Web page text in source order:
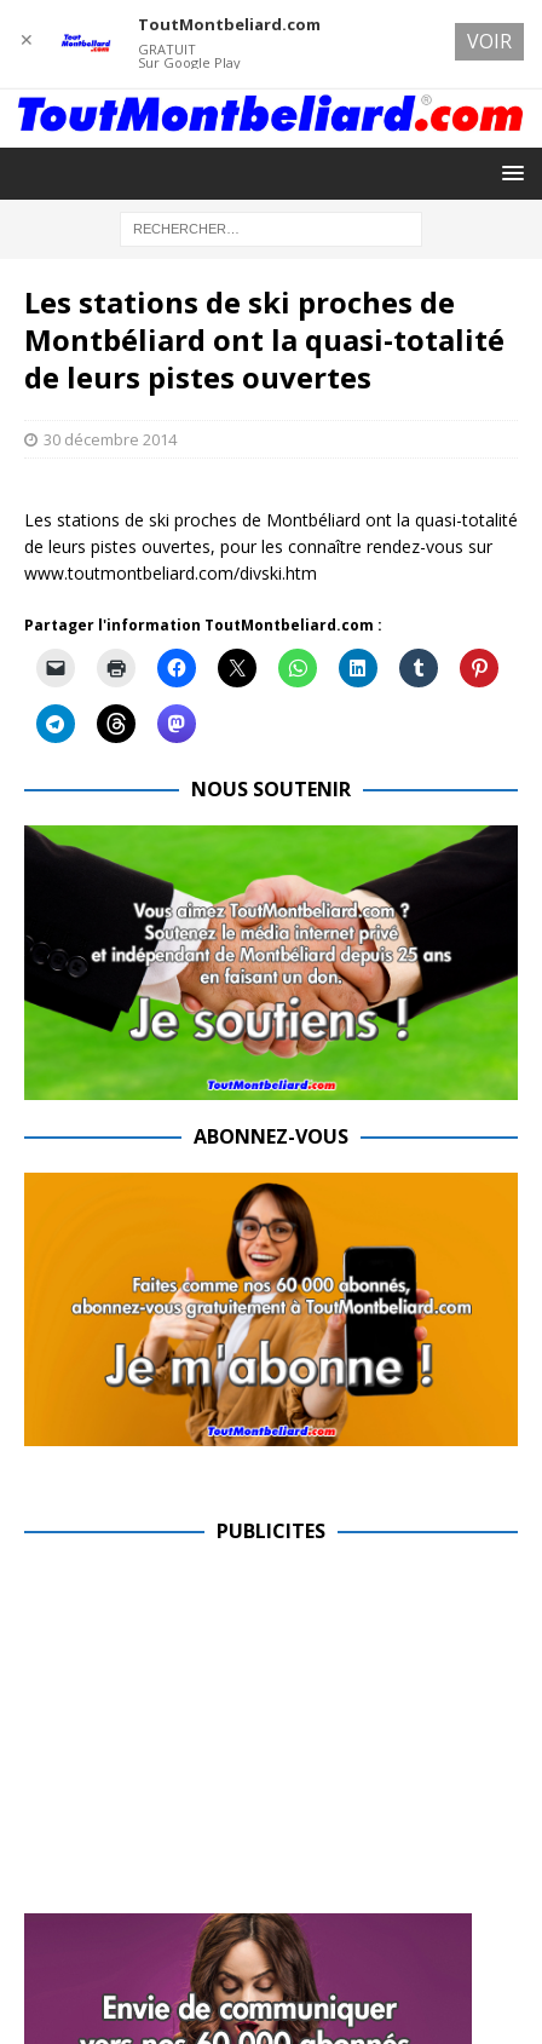
Les stations de ski proches de
Montbéliard ont la quasi-totalité
de leurs pistes ouvertes
30 décembre 2014
Les stations de ski proches de Montbéliard ont la quasi-totalité
de leurs pistes ouvertes, pour les connaître rendez-vous sur
www.toutmontbeliard.com/divski.htm
Partager l'information ToutMontbeliard.com :
NOUS SOUTENIR
ABONNEZ-VOUS
PUBLICITES
✕
ToutMontbeliard.com
GRATUIT
Sur Google Play
VOIR